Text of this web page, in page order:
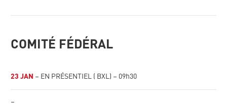
COMITÉ FÉDÉRAL
23 JAN – EN PRÉSENTIEL ( BXL) – 09h30
–